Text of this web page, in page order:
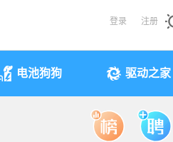
登录 注册
电池狗狗 驱动之家
首款RGB-MiniLED电视开售